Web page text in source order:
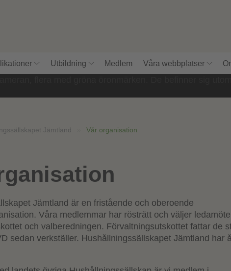
Utbildning Medlem Våra webbplatser
Jämtland Vår organisation
Jämtland är en fristående och oberoende
Våra medlemmar har rösträtt och väljer
och valberedningen. Förvaltningsutskottet fattar de
sedan verkställer. Hushållningssällskapet Jämtland har